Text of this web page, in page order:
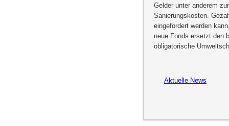
Gelder unter anderem
Sanierungskosten.
eingefordert werden
neue Fonds ersetzt den
obligatorische
Aktuelle News